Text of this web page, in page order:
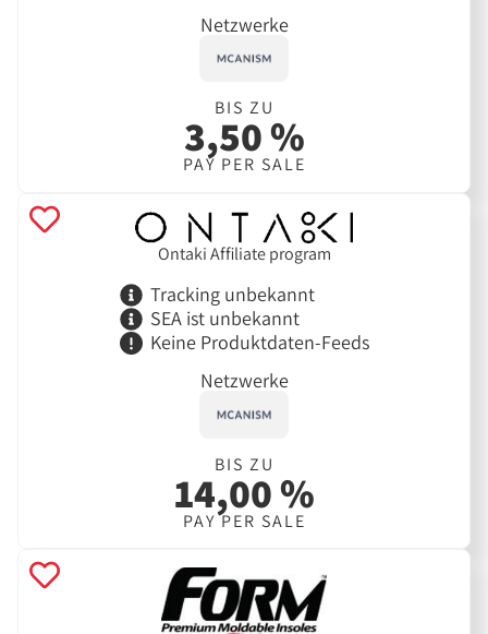
Netzwerke
BIS ZU
3,50 %
PAY PER SALE
Ontaki Affiliate program
Tracking unbekannt
SEA ist unbekannt
Keine Produktdaten-Feeds
Netzwerke
BIS ZU
14,00 %
PAY PER SALE